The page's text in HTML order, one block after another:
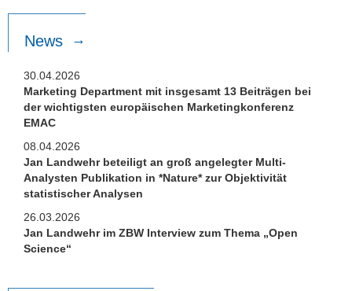
News
30.04.2026
Marketing Department mit insgesamt 13 Beiträgen bei
der wichtigsten europäischen Marketingkonferenz
EMAC
08.04.2026
Jan Landwehr beteiligt an groß angelegter Multi-
Analysten Publikation in *Nature* zur Objektivität
statistischer Analysen
26.03.2026
Jan Landwehr im ZBW Interview zum Thema „Open
Science“